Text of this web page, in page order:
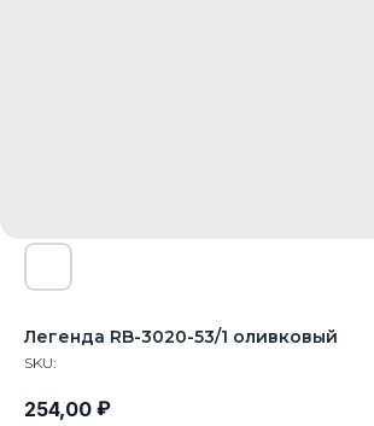
Легенда RB-3020-53/1 оливковый
SKU:
254,00 ₽